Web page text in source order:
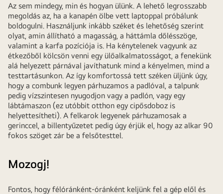
Az sem mindegy, min és hogyan ülünk. A lehető legrosszabb
megoldás az, ha a kanapén ölbe vett laptoppal próbálunk
boldogulni. Használjunk inkább széket és lehetőség szerint
olyat, amin állítható a magasság, a háttámla dőlésszöge,
valamint a karfa pozíciója is. Ha kénytelenek vagyunk az
étkezőből kölcsön venni egy ülőalkalmatosságot, a fenekünk
alá helyezett párnával javíthatunk mind a kényelmen, mind a
testtartásunkon. Az így komfortossá tett széken üljünk úgy,
hogy a combunk legyen párhuzamos a padlóval, a talpunk
pedig vízszintesen nyugodjon vagy a padlón, vagy egy
lábtámaszon (ez utóbbit otthon egy cipősdoboz is
helyettesítheti). A felkarok legyenek párhuzamosak a
gerinccel, a billentyűzetet pedig úgy érjük el, hogy az alkar 90
fokos szöget zár be a felsőtesttel.
Mozogj!
Fontos, hogy félóránként-óránként keljünk fel a gép elől és